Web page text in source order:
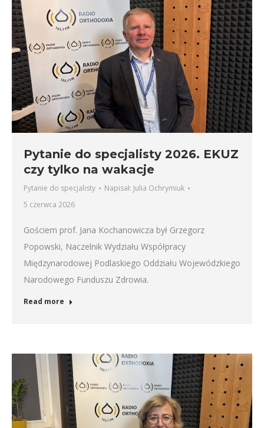
Pytanie do specjalisty 2026. EKUZ
czy tylko na wakacje
Pytanie do specjalisty Napisał: Julia Ochrymiuk
5 czerwca 2026
Gościem prof. Jana Kochanowicza był Grzegorz
Popowski, Naczelnik Wydziału Współpracy
Międzynarodowej Podlaskiego Oddziału Wojewódzkiego
Narodowego Funduszu Zdrowia.
Read more